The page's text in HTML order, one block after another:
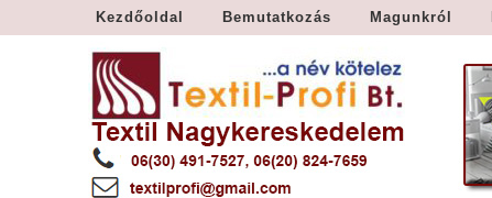
Kezdőoldal Bemutatkozás Magunkról
Textil Győr
Textil nagykereskedelem – Győr